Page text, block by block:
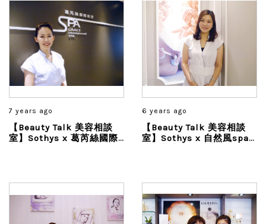
7 years ago
【Beauty Talk 美容相談
室】Sothys x 葛芮絲國際
6 years ago
【Beauty Talk 美容相談
室】Sothys x 自然風spa